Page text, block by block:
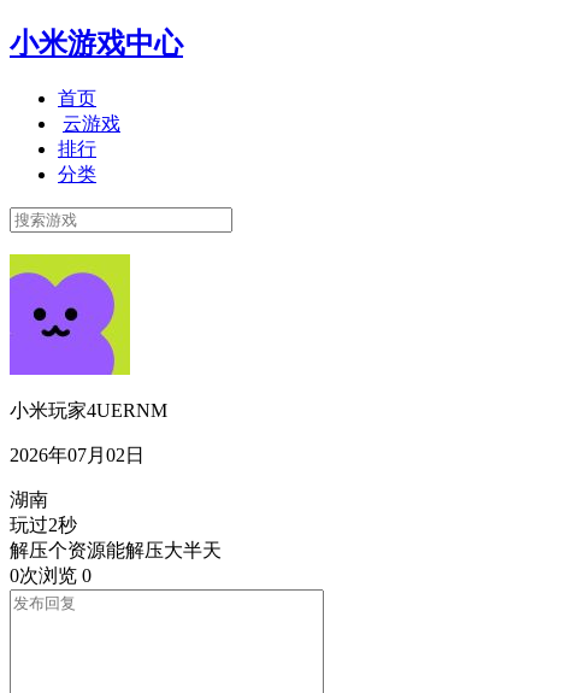
小米游戏中心
首页
云游戏
排行
分类
小米玩家4UERNM
2026年07月02日
湖南
玩过2秒
解压个资源能解压大半天
0次浏览 0